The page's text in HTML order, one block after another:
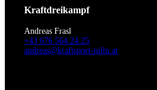
Kraftdreikampf
Andreas Frasl
+43 676 564 24 25
andreas@kraftsport-tulln.at